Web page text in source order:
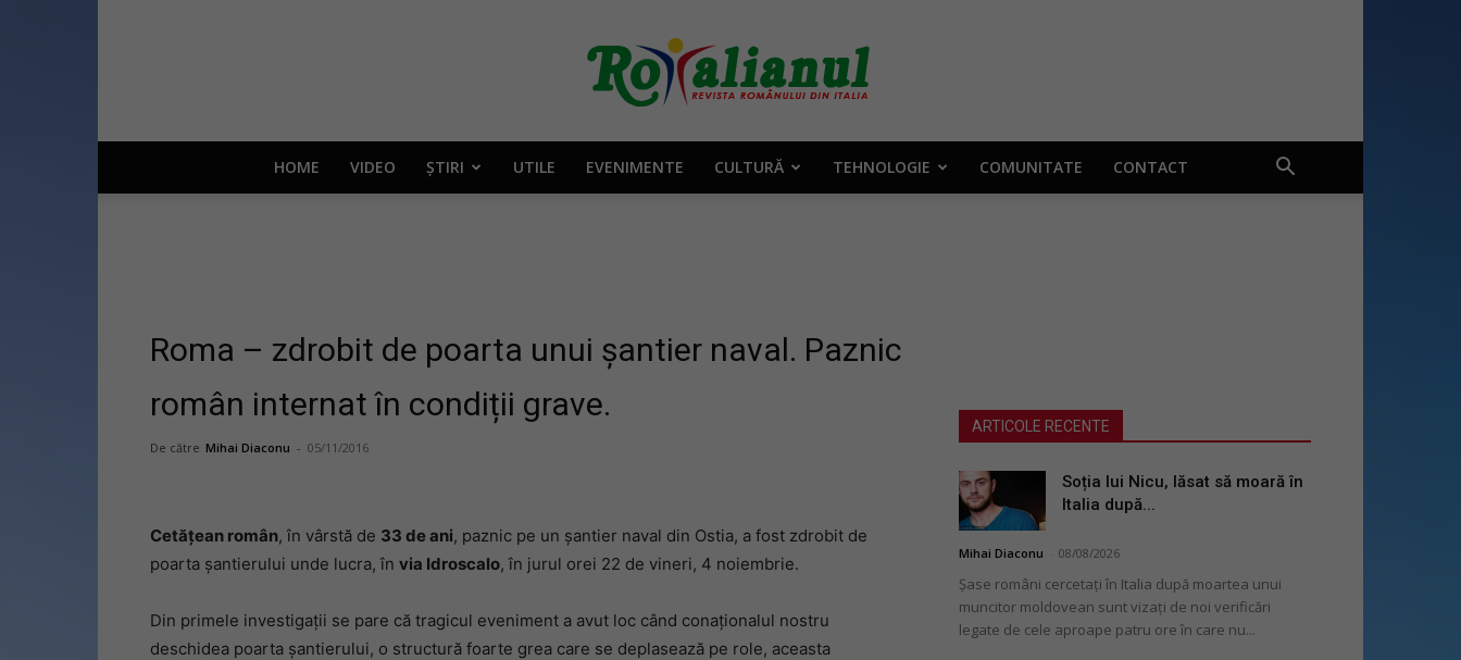
Rotalianul
românului
HOME VIDEO ȘTIRI UTILE EVENIMENTE CULTURĂ TEHNOLOGIE COMUNITATE CONTACT
Roma – zdrobit de poarta unui șantier naval. Paznic
român internat în condiții grave.
De către Mihai Diaconu - 05/11/2016
Cetățean român, în vârstă de 33 de ani, paznic pe un șantier naval din Ostia, a fost zdrobit de
poarta șantierului unde lucra, în via Idroscalo, în jurul orei 22 de vineri, 4 noiembrie.
Din primele investigații se pare că tragicul eveniment a avut loc când conaționalul nostru
deschidea poarta șantierului, o structură foarte grea care se deplasează pe role, aceasta
ARTICOLE RECENTE
Soția lui Nicu, lăsat să moară în
Italia după...
Mihai Diaconu 08/08/2026
Șase români cercetați în Italia după moartea unui
muncitor moldovean sunt vizați de noi verificări
legate de cele aproape patru ore în care nu...